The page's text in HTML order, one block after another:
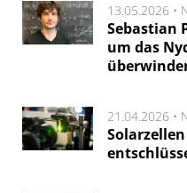
13.05.2026 •
Sebastian
um das
21.04.2026 •